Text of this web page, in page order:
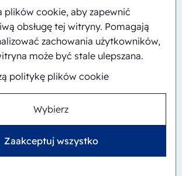
plików cookie, aby zapewnić
obsługę tej witryny. Pomagają
zachowania użytkowników,
może być stale ulepszana.
politykę plików cookie
Wybierz
Zaakceptuj wszystko